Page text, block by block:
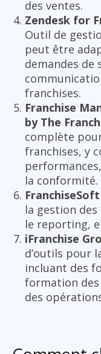
des ventes.
Zendesk for
Outil de
peut être
demandes
franchises.
Franchise
by The
complète
franchises, y
la conformité.
la gestion
le reporting,
iFranchise
d’outils pour
incluant des
formation
des